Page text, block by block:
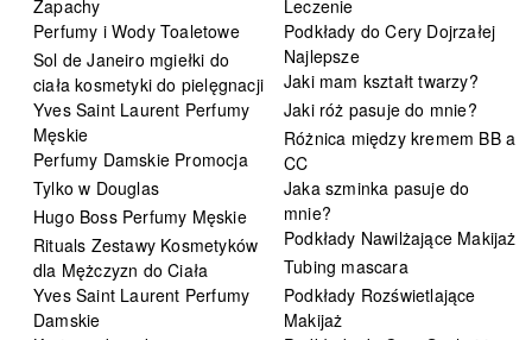
Zapachy
Perfumy i Wody Toaletowe
Sol de Janeiro mgiełki do
ciała kosmetyki do pielęgnacji
Yves Saint Laurent Perfumy
Męskie
Perfumy Damskie Promocja
Tylko w Douglas
Hugo Boss Perfumy Męskie
Rituals Zestawy Kosmetyków
dla Mężczyzn do Ciała
Yves Saint Laurent Perfumy
Damskie
Leczenie
Podkłady do Cery Dojrzałej
Najlepsze
Jaki mam kształt twarzy?
Jaki róż pasuje do mnie?
Różnica między kremem BB a
CC
Jaka szminka pasuje do
mnie?
Podkłady Nawilżające Makijaż
Tubing mascara
Podkłady Rozświetlające
Makijaż